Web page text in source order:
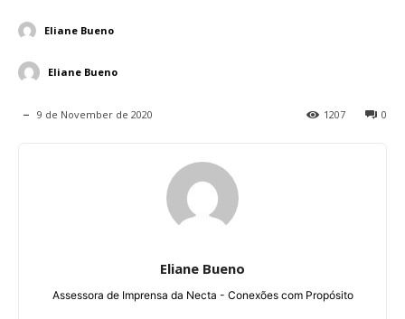
Eliane Bueno
Eliane Bueno
9 de November de 2020 0
1207
Eliane Bueno
Assessora de Imprensa da Necta - Conexões com Propósito